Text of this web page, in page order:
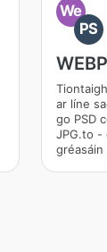
We
PS
ar líne
go PSD
JPG.to -
gréasáin